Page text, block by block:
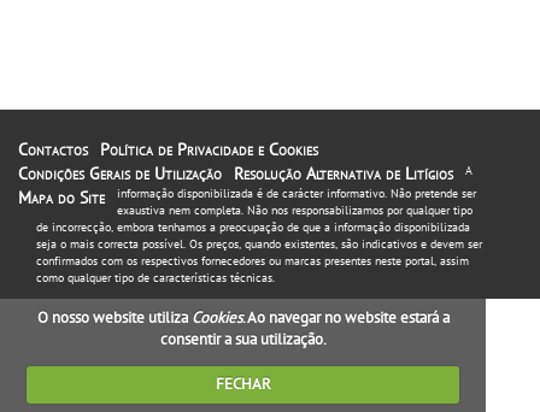
Contactos
Política de Privacidade e Cookies
Condições Gerais de Utilização
Resolução Alternativa de Litígios
Mapa do Site
A
informação disponibilizada é de carácter informativo. Não pretende ser
exaustiva nem completa. Não nos responsabilizamos por qualquer tipo
de incorrecção, embora tenhamos a preocupação de que a informação disponibilizada
seja o mais correcta possível. Os preços, quando existentes, são indicativos e devem ser
confirmados com os respectivos fornecedores ou marcas presentes neste portal, assim
como qualquer tipo de características técnicas.
O nosso website utiliza Cookies. Ao navegar no website estará a
consentir a sua utilização.
FECHAR